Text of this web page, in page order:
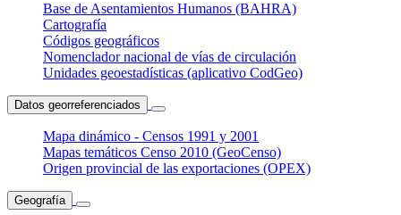
Base de Asentamientos Humanos (BAHRA)
Cartografía
Códigos geográficos
Nomenclador nacional de vías de circulación
Unidades geoestadísticas (aplicativo CodGeo)
Datos georreferenciados
Mapa dinámico - Censos 1991 y 2001
Mapas temáticos Censo 2010 (GeoCenso)
Origen provincial de las exportaciones (OPEX)
Geografía